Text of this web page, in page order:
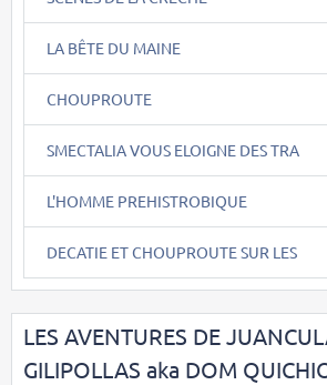
LA BÊTE DU MAINE
CHOUPROUTE
SMECTALIA VOUS ELOIGNE DES TRA
L'HOMME PREHISTROBIQUE
DECATIE ET CHOUPROUTE SUR LES
LES AVENTURES DE
GILIPOLLAS aka DOM